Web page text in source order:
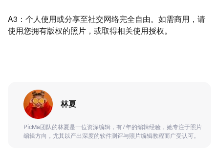
A3：个人使用或分享至社交网络完全自由。如需商用，请
使用您拥有版权的照片，或取得相关使用授权。
林夏
PicMa团队的林夏是一位资深编辑，有7年的编辑经验，她专注于照片
编辑方向，尤其以产出深度的软件测评与照片编辑教程而广受认可。